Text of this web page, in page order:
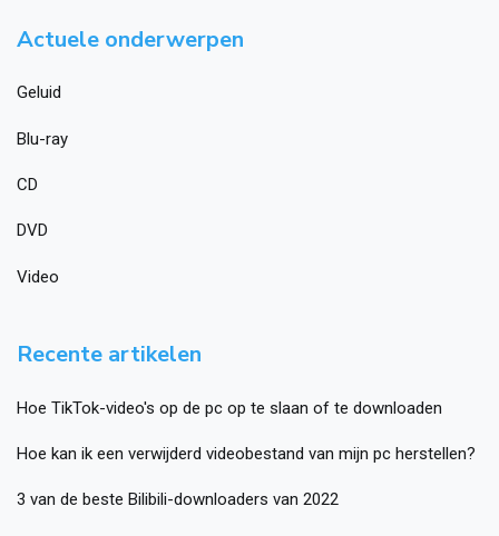
Actuele onderwerpen
Geluid
Blu-ray
CD
DVD
Video
Recente artikelen
Hoe TikTok-video's op de pc op te slaan of te downloaden
Hoe kan ik een verwijderd videobestand van mijn pc herstellen?
3 van de beste Bilibili-downloaders van 2022